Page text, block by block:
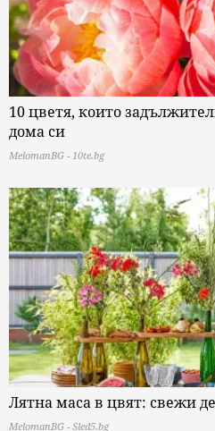
10 цветя, които
дома си
MelomanBG - 10te.bg
Лятна маса в цвят: свежи
MelomanBG - Sled5.bg